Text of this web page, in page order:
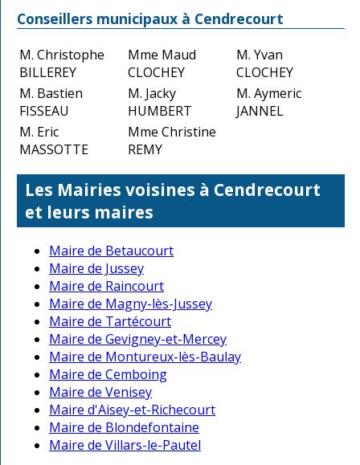
Conseillers municipaux à Cendrecourt
M. Christophe
BILLEREY
Mme Maud
CLOCHEY
M. Yvan
CLOCHEY
M. Bastien
FISSEAU
M. Jacky
HUMBERT
M. Aymeric
JANNEL
M. Eric
MASSOTTE
Mme Christine
REMY
Les Mairies voisines à Cendrecourt
et leurs maires
Maire de Betaucourt
Maire de Jussey
Maire de Raincourt
Maire de Magny-lès-Jussey
Maire de Tartécourt
Maire de Gevigney-et-Mercey
Maire de Montureux-lès-Baulay
Maire de Cemboing
Maire de Venisey
Maire d'Aisey-et-Richecourt
Maire de Blondefontaine
Maire de Villars-le-Pautel